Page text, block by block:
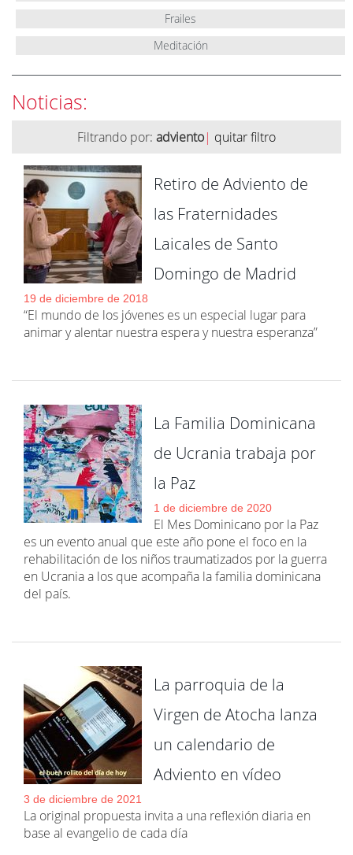
Frailes
Meditación
Noticias:
Filtrando por: adviento| quitar filtro
Retiro de Adviento de
las Fraternidades
Laicales de Santo
Domingo de Madrid
19 de diciembre de 2018
“El mundo de los jóvenes es un especial lugar para
animar y alentar nuestra espera y nuestra esperanza”
La Familia Dominicana
de Ucrania trabaja por
la Paz
1 de diciembre de 2020
El Mes Dominicano por la Paz
es un evento anual que este año pone el foco en la
rehabilitación de los niños traumatizados por la guerra
en Ucrania a los que acompaña la familia dominicana
del país.
La parroquia de la
Virgen de Atocha lanza
un calendario de
Adviento en vídeo
3 de diciembre de 2021
La original propuesta invita a una reflexión diaria en
base al evangelio de cada día